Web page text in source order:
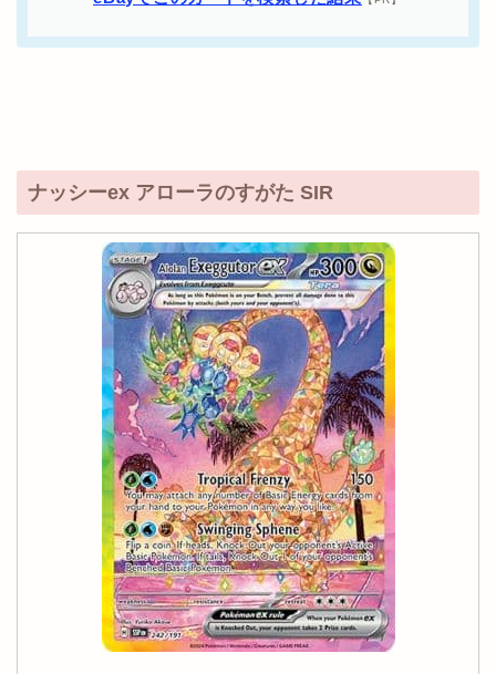
ナッシーex アローラのすがた SIR